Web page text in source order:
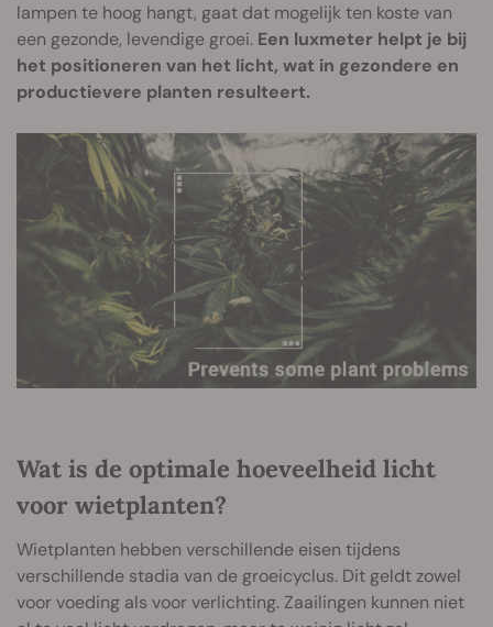
lampen te hoog hangt, gaat dat mogelijk ten koste van
een gezonde, levendige groei. Een luxmeter helpt je bij
het positioneren van het licht, wat in gezondere en
productievere planten resulteert.
Wat is de optimale hoeveelheid licht
voor wietplanten?
Wietplanten hebben verschillende eisen tijdens
verschillende stadia van de groeicyclus. Dit geldt zowel
voor voeding als voor verlichting. Zaailingen kunnen niet